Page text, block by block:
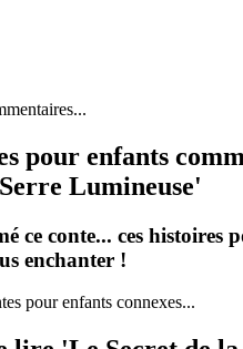
pour enfants
Lumineuse'
ce conte... ces histoires
enchanter !
pour enfants connexes...